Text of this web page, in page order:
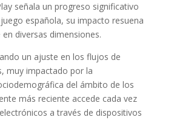
señala un progreso significativo
española, su impacto resuena
diversas dimensiones.
un ajuste en los flujos de
muy impactado por la
del ámbito de los
más reciente accede cada vez
a través de dispositivos